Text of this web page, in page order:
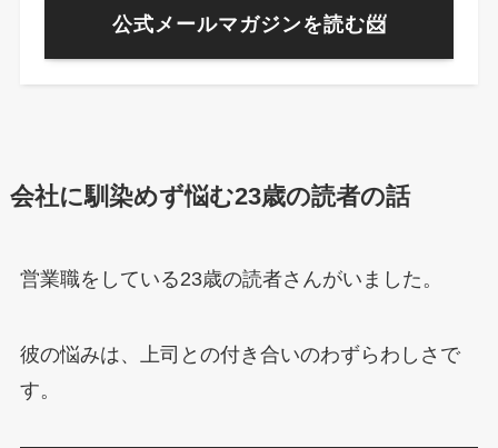
公式メールマガジンを読む📨
会社に馴染めず悩む23歳の読者の話
営業職をしている23歳の読者さんがいました。
彼の悩みは、上司との付き合いのわずらわしさで
す。